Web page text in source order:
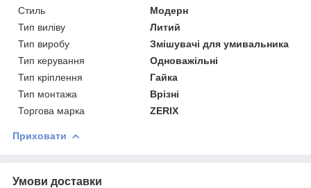
Стиль
Модерн
Тип виліву
Литий
Тип виробу
Змішувачі для умивальника
Тип керування
Одноважільні
Тип кріплення
Гайка
Тип монтажа
Врізні
Торгова марка
ZERIX
Приховати
Умови доставки